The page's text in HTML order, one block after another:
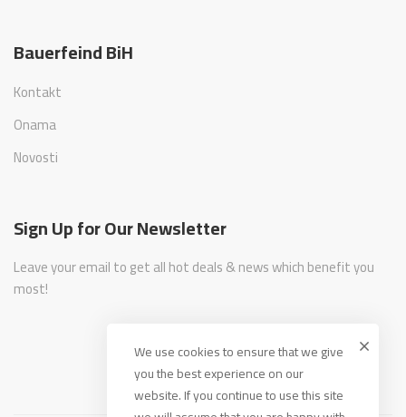
Bauerfeind BiH
Kontakt
Onama
Novosti
Sign Up for Our Newsletter
Leave your email to get all hot deals & news which benefit you
most!
We use cookies to ensure that we give
you the best experience on our
website. If you continue to use this site